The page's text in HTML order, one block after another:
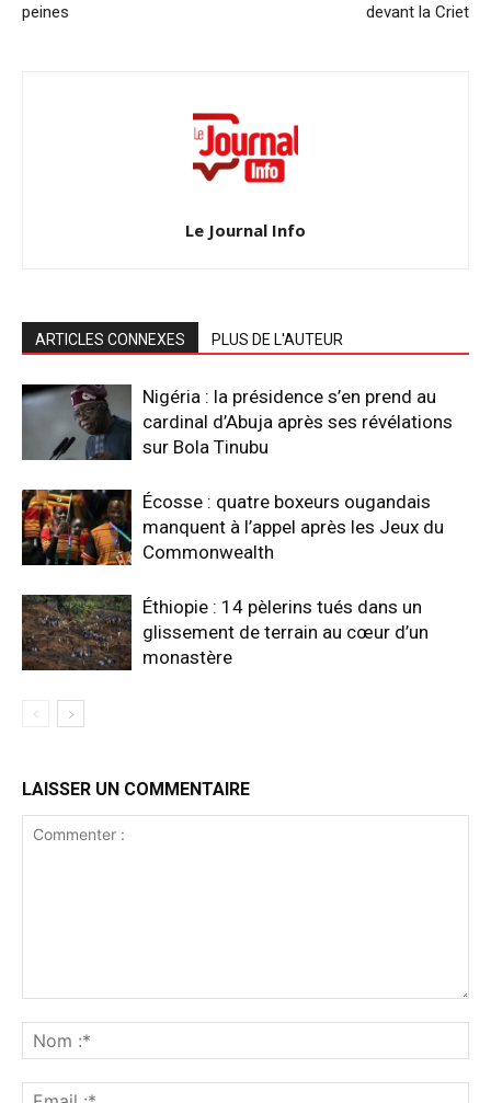
peines devant la Criet
Le Journal Info
ARTICLES CONNEXES PLUS DE L'AUTEUR
Nigéria : la présidence s’en prend au
cardinal d’Abuja après ses révélations
sur Bola Tinubu
Écosse : quatre boxeurs ougandais
manquent à l’appel après les Jeux du
Commonwealth
Éthiopie : 14 pèlerins tués dans un
glissement de terrain au cœur d’un
monastère
LAISSER UN COMMENTAIRE